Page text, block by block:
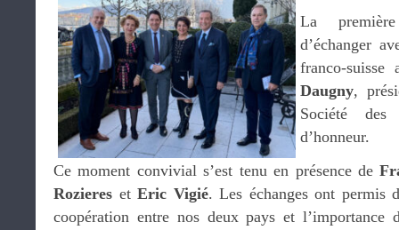
La
d’échanger
franco-
Daugny,
Société
d’honneur.
Ce moment convivial s’est tenu en présence de
Rozieres etEric Vigié. Les échanges ont permis
coopération entre nos deux pays et l’importance